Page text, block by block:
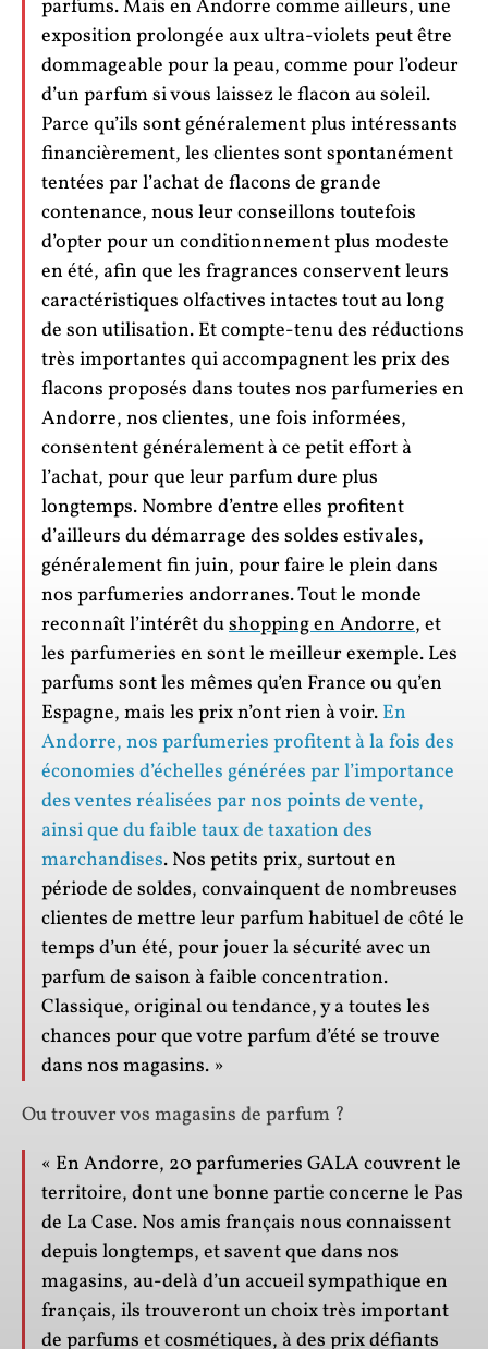
parfums. Mais en Andorre comme ailleurs, une
exposition prolongée aux ultra-violets peut être
dommageable pour la peau, comme pour l’odeur
d’un parfum si vous laissez le flacon au soleil.
Parce qu’ils sont généralement plus intéressants
financièrement, les clientes sont spontanément
tentées par l’achat de flacons de grande
contenance, nous leur conseillons toutefois
d’opter pour un conditionnement plus modeste
en été, afin que les fragrances conservent leurs
caractéristiques olfactives intactes tout au long
de son utilisation. Et compte-tenu des réductions
très importantes qui accompagnent les prix des
flacons proposés dans toutes nos parfumeries en
Andorre, nos clientes, une fois informées,
consentent généralement à ce petit effort à
l’achat, pour que leur parfum dure plus
longtemps. Nombre d’entre elles profitent
d’ailleurs du démarrage des soldes estivales,
généralement fin juin, pour faire le plein dans
nos parfumeries andorranes. Tout le monde
reconnaît l’intérêt dushopping en Andorre, et
les parfumeries en sont le meilleur exemple. Les
parfums sont les mêmes qu’en France ou qu’en
Espagne, mais les prix n’ont rien à voir. En
Andorre, nos parfumeries profitent à la fois des
économies d’échelles générées par l’importance
des ventes réalisées par nos points de vente,
ainsi que du faible taux de taxation des
marchandises. Nos petits prix, surtout en
période de soldes, convainquent de nombreuses
clientes de mettre leur parfum habituel de côté le
temps d’un été, pour jouer la sécurité avec un
parfum de saison à faible concentration.
Classique, original ou tendance, y a toutes les
chances pour que votre parfum d’été se trouve
dans nos magasins. »
Ou trouver vos magasins de parfum ?
« En Andorre, 20 parfumeries GALA couvrent le
territoire, dont une bonne partie concerne le Pas
de La Case. Nos amis français nous connaissent
depuis longtemps, et savent que dans nos
magasins, au-delà d’un accueil sympathique en
français, ils trouveront un choix très important
de parfums et cosmétiques, à des prix défiants